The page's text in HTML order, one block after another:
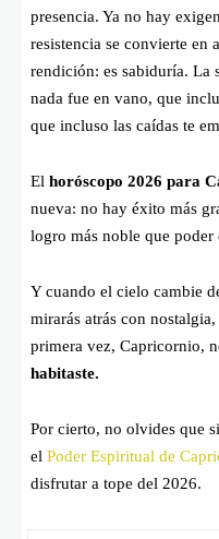
presencia. Ya no hay
resistencia se convierte en
rendición: es sabiduría. La
nada fue en vano, que
que incluso las caídas te
El horóscopo 2026 para
nueva: no hay éxito más
logro más noble que poder
Y cuando el cielo cambie
mirarás atrás con
primera vez, Capricornio,
habitaste.
Por cierto, no olvides que
el Poder Espiritual de
disfrutar a tope del 2026.